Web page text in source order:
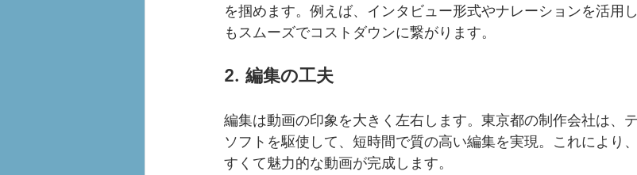
を掴めます。例えば、インタビュー形式やナレーションを活用
もスムーズでコストダウンに繋がります。
2. 編集の工夫
編集は動画の印象を大きく左右します。東京都の制作会社は、
ソフトを駆使して、短時間で質の高い編集を実現。これにより
すくて魅力的な動画が完成します。